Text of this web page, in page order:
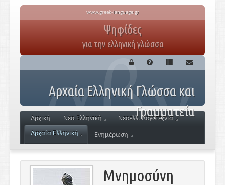
www.greek-language.gr
Ψηφίδες
για την ελληνική γλώσσα
Αρχαία Ελληνική Γλώσσα και
Γραμματεία
Αρχική Νέα Ελληνική
Νεοελλ. Λογοτεχνία
Αρχαία Ελληνική
Ενημέρωση
Μνημοσύνη